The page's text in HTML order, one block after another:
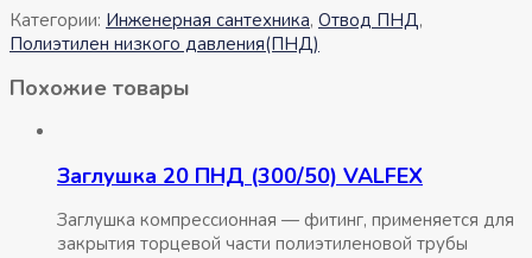
Категории: Инженерная сантехника, Отвод ПНД,
Полиэтилен низкого давления(ПНД)
Похожие товары
Заглушка 20 ПНД (300/50) VALFEX
Заглушка компрессионная — фитинг, применяется для
закрытия торцевой части полиэтиленовой трубы